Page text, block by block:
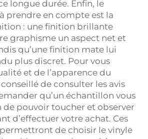
longue durée. Enfin, le
prendre en compte est la
: une finition brillante
graphisme un aspect net et
qu’une finition mate lui
plus discret. Pour vous
et de l’apparence du
de consulter les avis
qu’un échantillon vous
de pouvoir toucher et observer
d’effectuer votre achat. Ces
de choisir le vinyle